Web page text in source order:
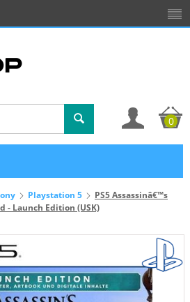
0
Playstation 5
PS5 Assassinâ€™s
- Launch Edition (USK)